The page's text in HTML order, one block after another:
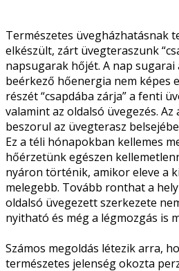
Természetes üvegházhatásnak
elkészült, zárt üvegteraszunk
napsugarak hőjét. A nap
beérkező hőenergia nem képes
részét “csapdába zárja” a fenti
valamint az oldalsó üvegezés.
beszorul az üvegterasz
Ez a téli hónapokban kellemes
hőérzetünk egészen
nyáron történik, amikor eleve a
melegebb. Tovább ronthat a
oldalsó üvegezett szerkezete
nyitható és még a légmozgás is
Számos megoldás létezik arra,
természetes jelenség okozta